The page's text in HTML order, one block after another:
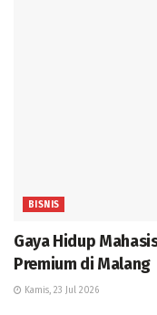
BISNIS
Gaya Hidup
Premium di Malang
Kamis, 23 Jul 2026